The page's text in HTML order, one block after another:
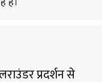
प्रदर्शन से